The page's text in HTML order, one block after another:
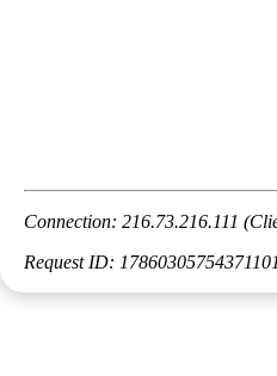
Connection: 216.73.216.111
Request ID: